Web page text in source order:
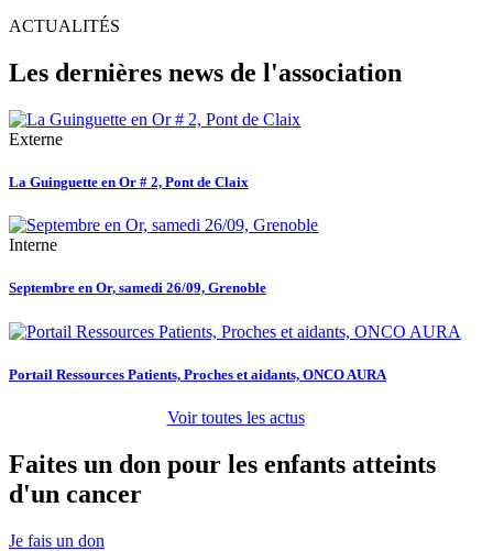
ACTUALITÉS
Les dernières news de l'association
Externe
La Guinguette en Or # 2, Pont de Claix
Interne
Septembre en Or, samedi 26/09, Grenoble
Portail Ressources Patients, Proches et aidants, ONCO AURA
Voir toutes les actus
Faites un don pour les enfants atteints
d'un cancer
Je fais un don